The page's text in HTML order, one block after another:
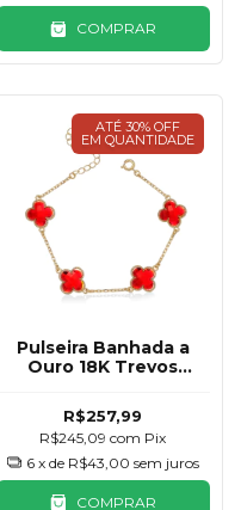
COMPRAR
ATÉ 30% OFF
EM QUANTIDADE
Pulseira Banhada a
Ouro 18K Trevos
R$257,99
R$245,09com Pix
6 x de R$43,00 sem juros
COMPRAR